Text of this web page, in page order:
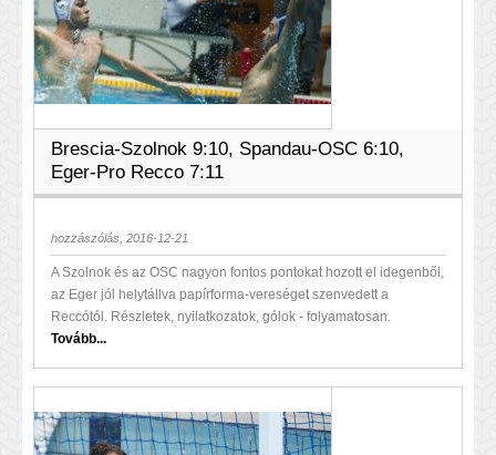
Brescia-Szolnok 9:10, Spandau-OSC 6:10,
Eger-Pro Recco 7:11
hozzászólás, 2016-12-21
A Szolnok és az OSC nagyon fontos pontokat hozott el idegenből,
az Eger jól helytállva papírforma-vereséget szenvedett a
Reccótól. Részletek, nyilatkozatok, gólok - folyamatosan.
Tovább...